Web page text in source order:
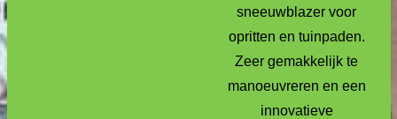
sneeuwblazer voor
opritten en tuinpaden.
Zeer gemakkelijk te
manoeuvreren en een
innovatieve